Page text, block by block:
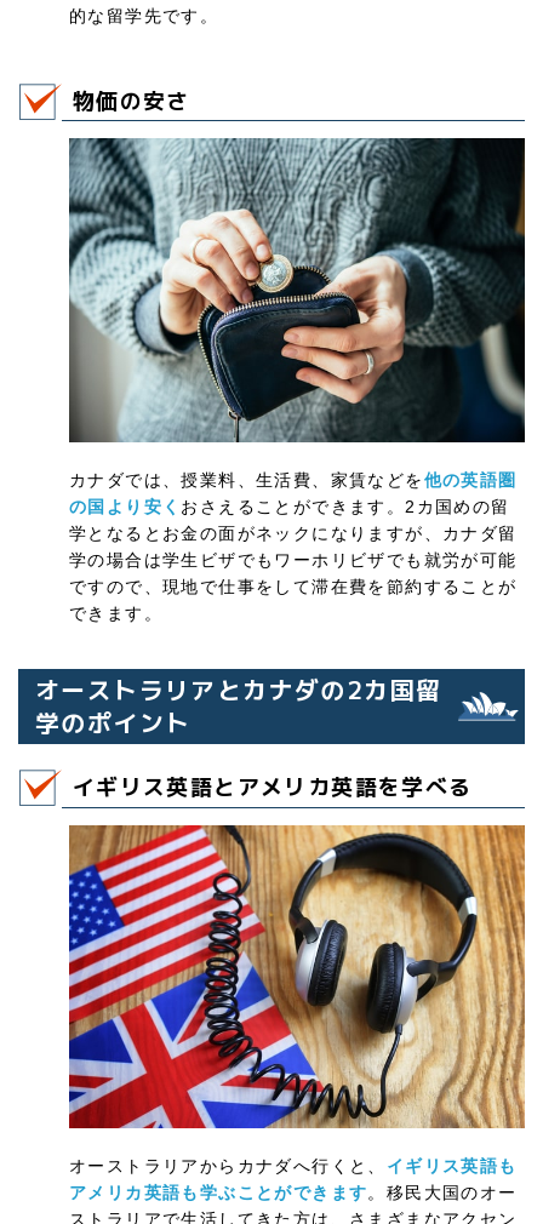
的な留学先です。
物価の安さ
カナダでは、授業料、生活費、家賃などを他の英語圏
の国より安く おさえることができます。2カ国めの留
学となるとお金の面がネックになりますが、カナダ留
学の場合は学生ビザでもワーホリビザでも就労が可能
ですので、現地で仕事をして滞在費を節約することが
できます。
オーストラリアとカナダの2カ国留
学のポイント
イギリス英語とアメリカ英語を学べる
オーストラリアからカナダへ行くと、 イギリス英語も
アメリカ英語も学ぶことができます。移民大国のオー
ストラリアで生活してきた方は、さまざまなアクセン